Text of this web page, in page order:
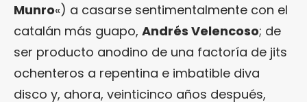
Munro«) a casarse sentimentalmente con el
catalán más guapo, Andrés Velencoso; de
ser producto anodino de una factoría de jits
ochenteros a repentina e imbatible diva
disco y, ahora, veinticinco años después,